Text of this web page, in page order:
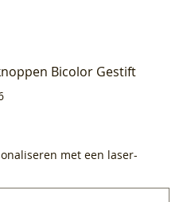
Bicolor Gestift
met een laser-